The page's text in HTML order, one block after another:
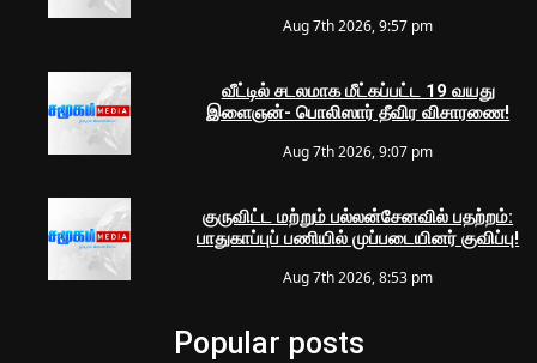
Aug 7th 2026, 9:57 pm
வீட்டில் சடலமாக மீட்கப்பட்ட 19 வயது
இளைஞன்- பொலிஸார் தீவிர விசாரணை!
Aug 7th 2026, 9:07 pm
குருவிட்ட மற்றும் பல்லன்சேனவில் பதற்றம்:
பாதுகாப்புப் பணியில் முப்படையினர் குவிப்பு!
Aug 7th 2026, 8:53 pm
Popular posts